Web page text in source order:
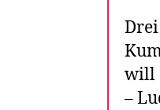
will
–